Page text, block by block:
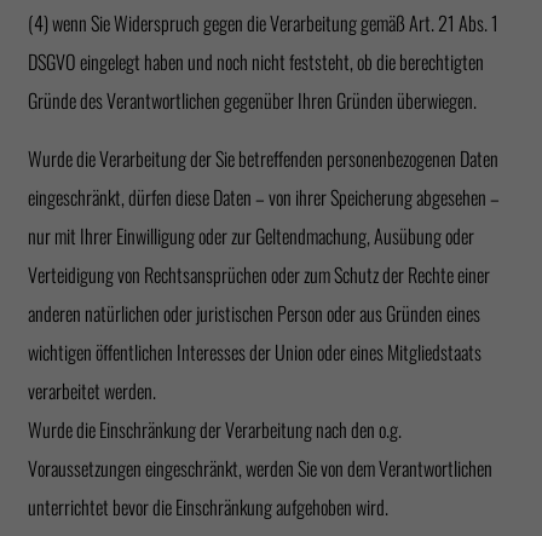
(4) wenn Sie Widerspruch gegen die Verarbeitung gemäß Art. 21 Abs. 1
DSGVO eingelegt haben und noch nicht feststeht, ob die berechtigten
Gründe des Verantwortlichen gegenüber Ihren Gründen überwiegen.
Wurde die Verarbeitung der Sie betreffenden personenbezogenen Daten
eingeschränkt, dürfen diese Daten – von ihrer Speicherung abgesehen –
nur mit Ihrer Einwilligung oder zur Geltendmachung, Ausübung oder
Verteidigung von Rechtsansprüchen oder zum Schutz der Rechte einer
anderen natürlichen oder juristischen Person oder aus Gründen eines
wichtigen öffentlichen Interesses der Union oder eines Mitgliedstaats
verarbeitet werden.
Wurde die Einschränkung der Verarbeitung nach den o.g.
Voraussetzungen eingeschränkt, werden Sie von dem Verantwortlichen
unterrichtet bevor die Einschränkung aufgehoben wird.